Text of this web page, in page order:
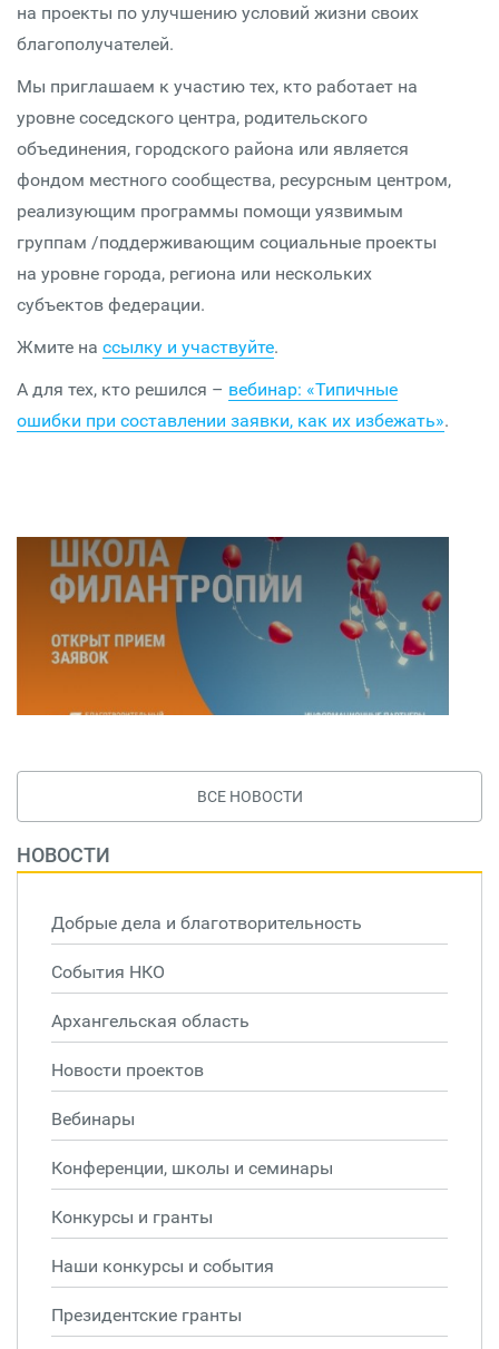
на проекты по улучшению условий жизни своих
благополучателей.
Мы приглашаем к участию тех, кто работает на
уровне соседского центра, родительского
объединения, городского района или является
фондом местного сообщества, ресурсным центром,
реализующим программы помощи уязвимым
группам /поддерживающим социальные проекты
на уровне города, региона или нескольких
субъектов федерации.
Жмите на ссылку и участвуйте.
А для тех, кто решился – вебинар: «Типичные
ошибки при составлении заявки, как их избежать».
ВСЕ НОВОСТИ
НОВОСТИ
Добрые дела и благотворительность
События НКО
Архангельская область
Новости проектов
Вебинары
Конференции, школы и семинары
Конкурсы и гранты
Наши конкурсы и события
Президентские гранты